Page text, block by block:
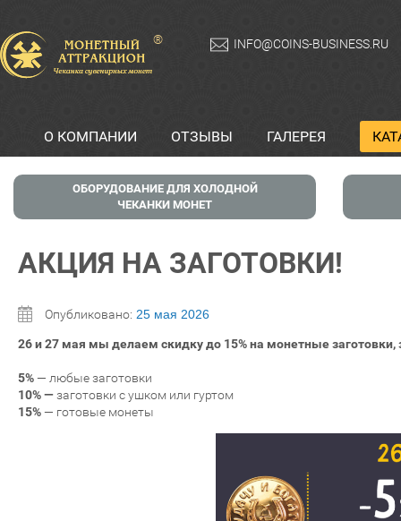
® INFO@COINS-BUSINESS.RU
О КОМПАНИИ ОТЗЫВЫ ГАЛЕРЕЯ
ОБОРУДОВАНИЕ ДЛЯ ХОЛОДНОЙ
ЧЕКАНКИ МОНЕТ
АКЦИЯ НА ЗАГОТОВКИ!
Опубликовано: 25 мая 2026
26 и 27 мая мы делаем скидку до 15% на монетные
5%— любые заготовки
10% —заготовки с ушком или гуртом
15%— готовые монеты